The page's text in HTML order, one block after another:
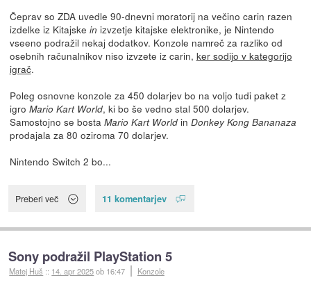
Čeprav so ZDA uvedle 90-dnevni moratorij na večino carin razen
izdelke iz Kitajske in izvzetje kitajske elektronike, je Nintendo
vseeno podražil nekaj dodatkov. Konzole namreč za razliko od
osebnih računalnikov niso izvzete iz carin, ker sodijo v kategorijo
igrač.
Poleg osnovne konzole za 450 dolarjev bo na voljo tudi paket z
igro Mario Kart World, ki bo še vedno stal 500 dolarjev.
Samostojno se bosta Mario Kart Worldin Donkey Kong Bananaza
prodajala za 80 oziroma 70 dolarjev.
Nintendo Switch 2 bo...
Preberi več 11 komentarjev
Sony podražil PlayStation 5
Matej Huš :: 14. apr 2025ob 16:47 Konzole